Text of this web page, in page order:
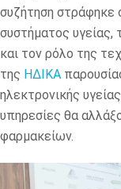
συζήτηση στράφηκε
συστήματος
και τον ρόλο της
της ΗΔΙΚΑ
ηλεκτρονικής
υπηρεσίες θα
φαρμακείων.